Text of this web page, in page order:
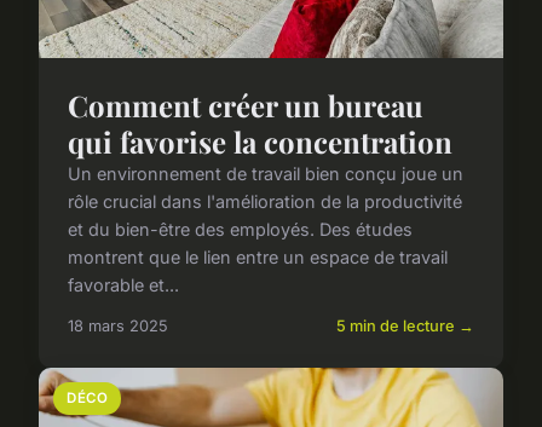
Comment créer un bureau
qui favorise la concentration
Un environnement de travail bien conçu joue un
rôle crucial dans l'amélioration de la productivité
et du bien-être des employés. Des études
montrent que le lien entre un espace de travail
favorable et...
18 mars 2025 5 min de lecture →
DÉCO